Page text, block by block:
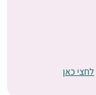
לחצי כאן